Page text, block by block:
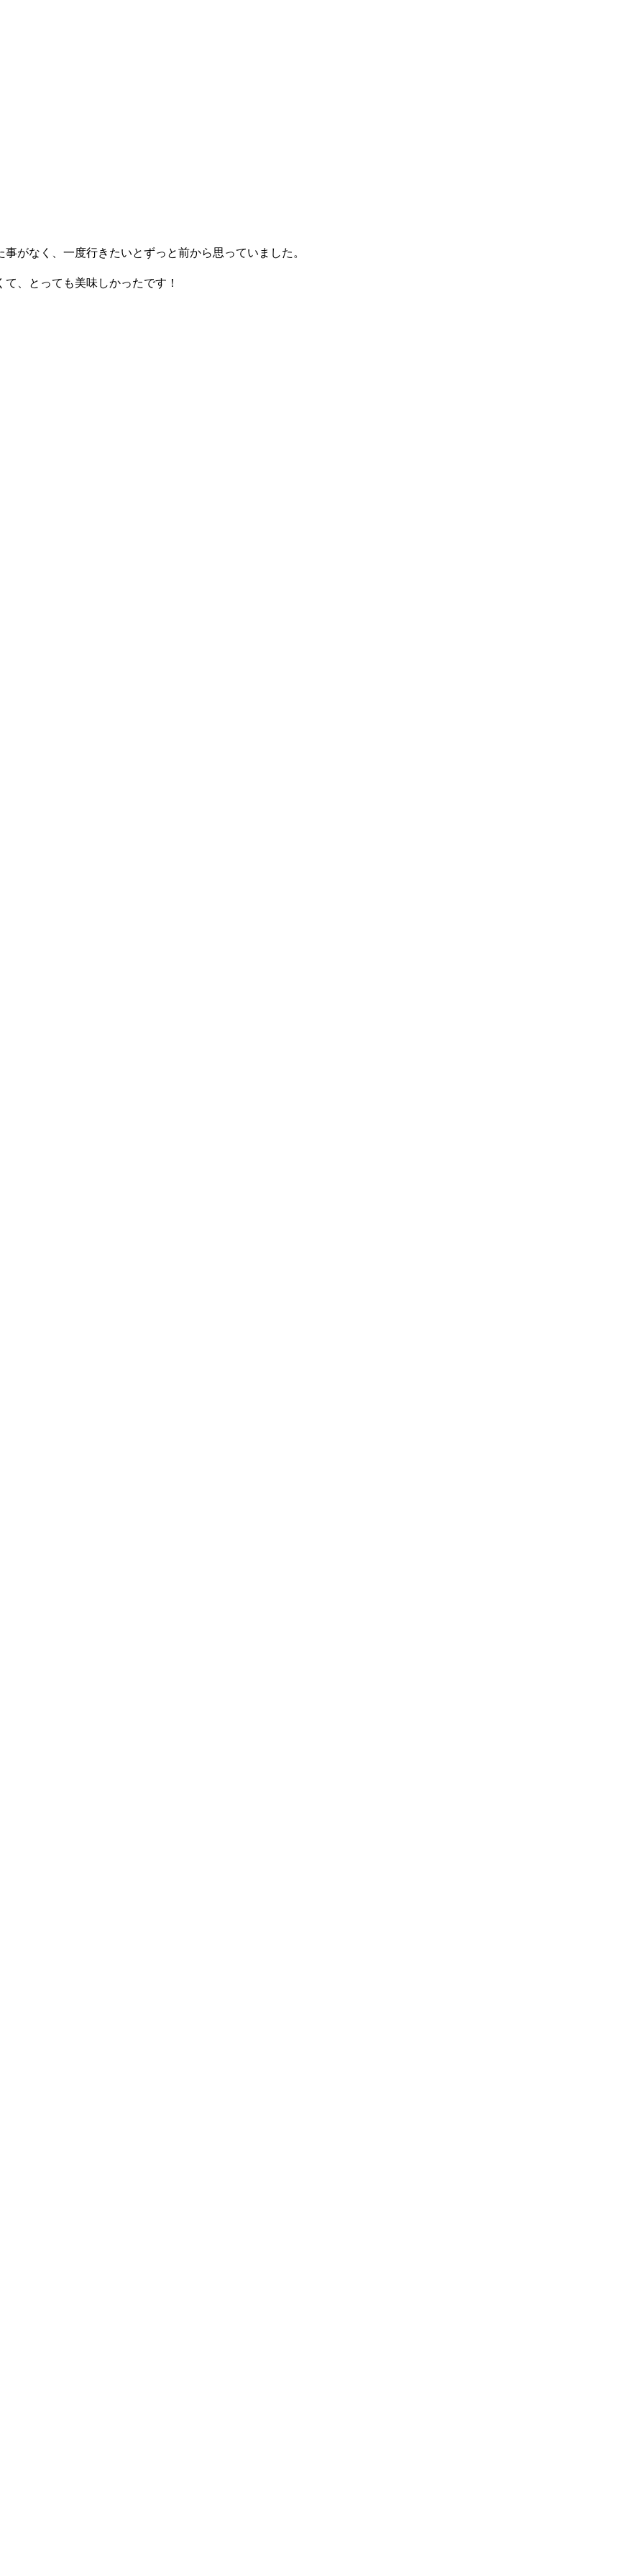
がなく、一度行きたいとずっと前から思っていました。
、とっても美味しかったです！